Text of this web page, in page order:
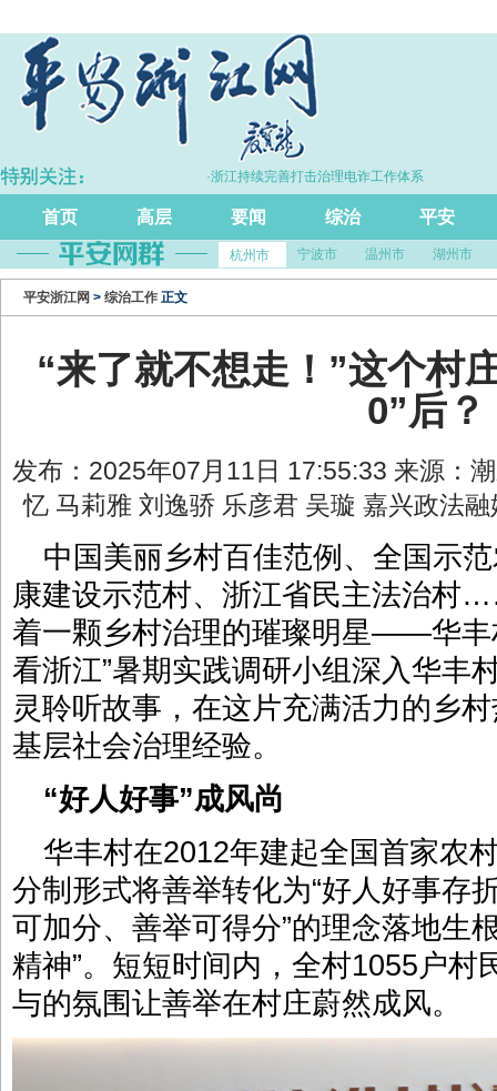
·浙江持续完善打击治理电诈工作体系
首页 高层 要闻 综治 平安
杭州市 宁波市 温州市 湖州市
平安浙江网 > 综治工作 正文
“来了就不想走！”这个村
0”后？
发布：2025年07月11日 17:55:33 来源：
忆 马莉雅 刘逸骄 乐彦君 吴璇 嘉兴政法
中国美丽乡村百佳范例、全国示
康建设示范村、浙江省民主法治村
着一颗乡村治理的璀璨明星——华丰
看浙江”暑期实践调研小组深入华丰
灵聆听故事，在这片充满活力的乡
基层社会治理经验。
“好人好事”成风尚
华丰村在2012年建起全国首家农
分制形式将善举转化为“好人好事存
可加分、善举可得分”的理念落地生
精神”。短短时间内，全村1055户村
与的氛围让善举在村庄蔚然成风。